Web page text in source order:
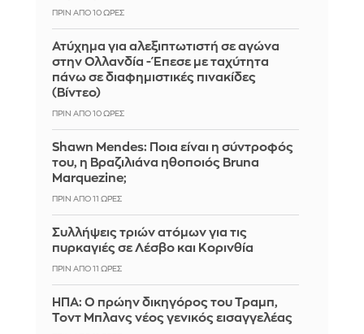
ΠΡΙΝ ΑΠΌ 10 ΏΡΕΣ
Ατύχημα για αλεξιπτωτιστή σε αγώνα
στην Ολλανδία - Έπεσε με ταχύτητα
πάνω σε διαφημιστικές πινακίδες
(Βίντεο)
ΠΡΙΝ ΑΠΌ 10 ΏΡΕΣ
Shawn Mendes: Ποια είναι η σύντροφός
του, η Βραζιλιάνα ηθοποιός Bruna
Marquezine;
ΠΡΙΝ ΑΠΌ 11 ΏΡΕΣ
Συλλήψεις τριών ατόμων για τις
πυρκαγιές σε Λέσβο και Κορινθία
ΠΡΙΝ ΑΠΌ 11 ΏΡΕΣ
ΗΠΑ: Ο πρώην δικηγόρος του Τραμπ,
Τοντ Μπλανς νέος γενικός εισαγγελέας